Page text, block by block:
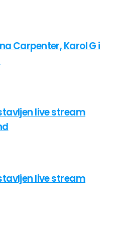
Carpenter, Karol G i
live stream
live stream